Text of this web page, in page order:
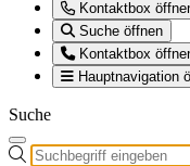
Kontaktbox
Suche öffnen
Kontaktbox
Hauptnavigation
Suche